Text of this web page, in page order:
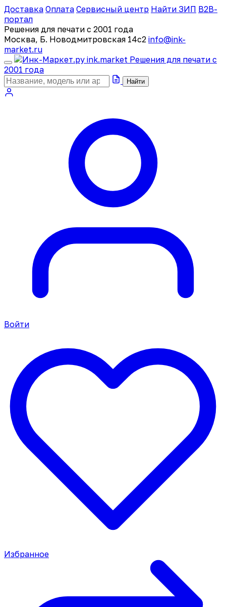
Доставка Оплата Сервисный центр Найти ЗИП B2B-
портал
Решения для печати с 2001 года
Москва, Б. Новодмитровская 14с2 info@ink-
market.ru
ink.market Решения для печати с
2001 года
Найти
Войти
Избранное